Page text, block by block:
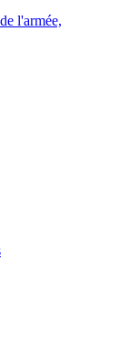
l'armée,